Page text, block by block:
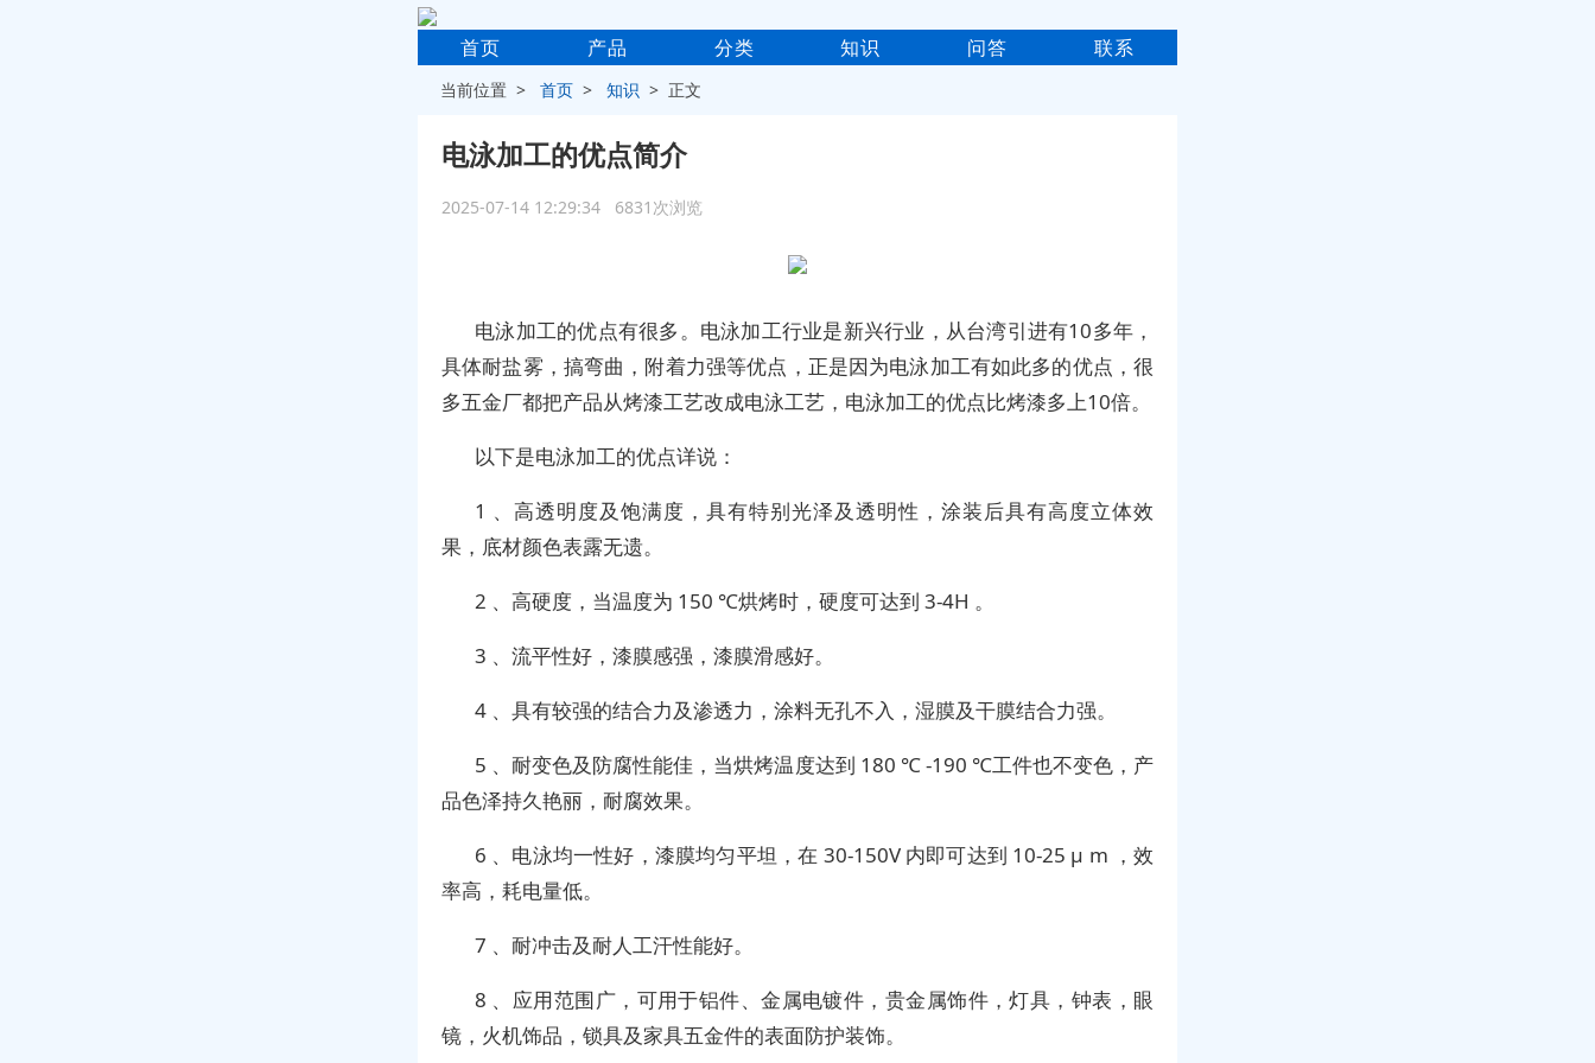
首页 产品 分类 知识 问答 联系
当前位置 >首页 >知识 > 正文
电泳加工的优点简介
2025-07-14 12:29:34 6831次浏览
电泳加工的优点有很多。电泳加工行业是新兴行业，从台湾引进有10多年，
具体耐盐雾，搞弯曲，附着力强等优点，正是因为电泳加工有如此多的优点，很
多五金厂都把产品从烤漆工艺改成电泳工艺，电泳加工的优点比烤漆多上10倍。
以下是电泳加工的优点详说：
1 、高透明度及饱满度，具有特别光泽及透明性，涂装后具有高度立体效
果，底材颜色表露无遗。
2 、高硬度，当温度为 150 ℃烘烤时，硬度可达到 3-4H 。
3 、流平性好，漆膜感强，漆膜滑感好。
4 、具有较强的结合力及渗透力，涂料无孔不入，湿膜及干膜结合力强。
5 、耐变色及防腐性能佳，当烘烤温度达到 180 ℃ -190 ℃工件也不变色，产
品色泽持久艳丽，耐腐效果。
6 、电泳均一性好，漆膜均匀平坦，在 30-150V 内即可达到 10-25 μ m ，效
率高，耗电量低。
7 、耐冲击及耐人工汗性能好。
8 、应用范围广，可用于铝件、金属电镀件，贵金属饰件，灯具，钟表，眼
镜，火机饰品，锁具及家具五金件的表面防护装饰。